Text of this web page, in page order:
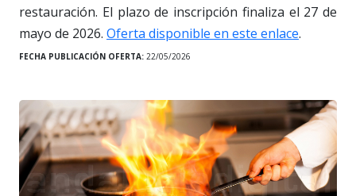
restauración. El plazo de inscripción finaliza el 27 de
mayo de 2026. Oferta disponible en este enlace.
FECHA PUBLICACIÓN OFERTA: 22/05/2026